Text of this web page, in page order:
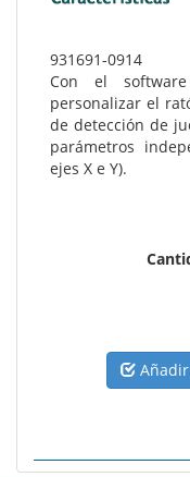
931691-0914
Con el
personalizar el
de detección de
parámetros
ejes X e Y).
Añadir